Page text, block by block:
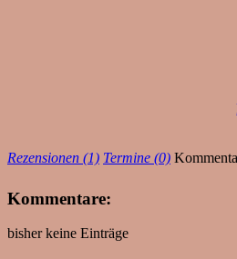
Rezensionen (1) Termine (0)
Kommentare:
bisher keine Einträge